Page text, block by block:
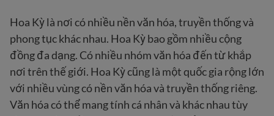
Hoa Kỳ là nơi có nhiều nền văn hóa, truyền thống và
phong tục khác nhau. Hoa Kỳ bao gồm nhiều cộng
đồng đa dạng. Có nhiều nhóm văn hóa đến từ khắp
nơi trên thế giới. Hoa Kỳ cũng là một quốc gia rộng lớn
với nhiều vùng có nền văn hóa và truyền thống riêng.
Văn hóa có thể mang tính cá nhân và khác nhau tùy